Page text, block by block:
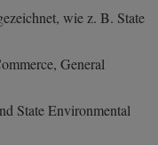
wie z. B. State
General
State Environmental